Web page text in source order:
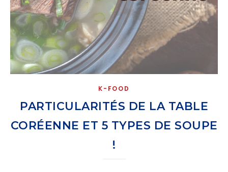
K-FOOD
PARTICULARITÉS DE LA TABLE
CORÉENNE ET 5 TYPES DE SOUPE
!